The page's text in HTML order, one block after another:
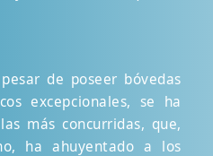
de poseer bóvedas
excepcionales, se ha
más concurridas, que,
ha ahuyentado a los